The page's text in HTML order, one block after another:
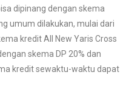
dipinang dengan skema
umum dilakukan, mulai dari
kredit All New Yaris Cross
skema DP 20% dan
kredit sewaktu-waktu dapat